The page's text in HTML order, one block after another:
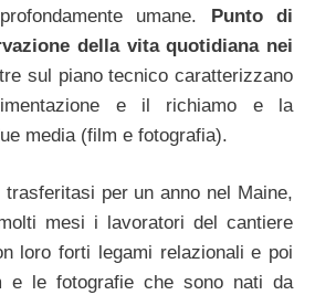
umane. Punto di
della vita quotidiana nei
sul piano tecnico caratterizzano
e il richiamo e la
media (film e fotografia).
per un anno nel Maine,
mesi i lavoratori del cantiere
loro forti legami relazionali e poi
e le fotografie che sono nati da